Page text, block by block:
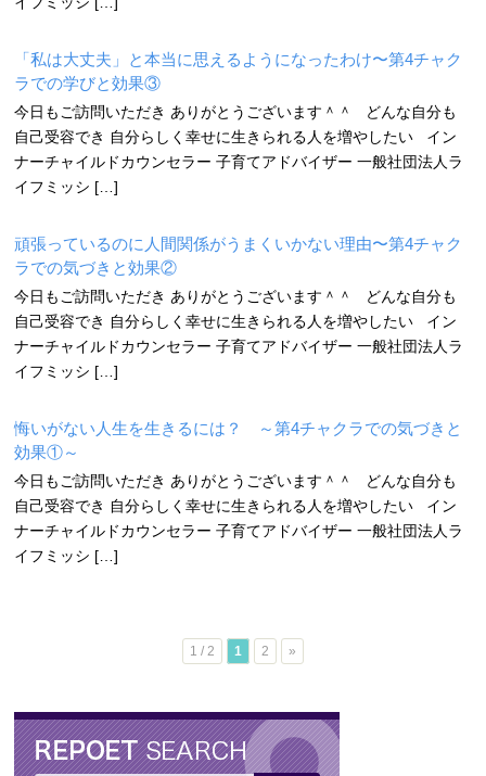
「私は大丈夫」と本当に思えるようになったわけ〜第4チャク
ラでの学びと効果③
今日もご訪問いただき ありがとうございます＾＾ どんな自分も
自己受容でき 自分らしく幸せに生きられる人を増やしたい イン
ナーチャイルドカウンセラー 子育てアドバイザー 一般社団法人ラ
イフミッシ […]
頑張っているのに人間関係がうまくいかない理由〜第4チャク
ラでの気づきと効果②
今日もご訪問いただき ありがとうございます＾＾ どんな自分も
自己受容でき 自分らしく幸せに生きられる人を増やしたい イン
ナーチャイルドカウンセラー 子育てアドバイザー 一般社団法人ラ
イフミッシ […]
悔いがない人生を生きるには？ ～第4チャクラでの気づきと
効果①～
今日もご訪問いただき ありがとうございます＾＾ どんな自分も
自己受容でき 自分らしく幸せに生きられる人を増やしたい イン
ナーチャイルドカウンセラー 子育てアドバイザー 一般社団法人ラ
イフミッシ […]
1 / 2 1 2 »